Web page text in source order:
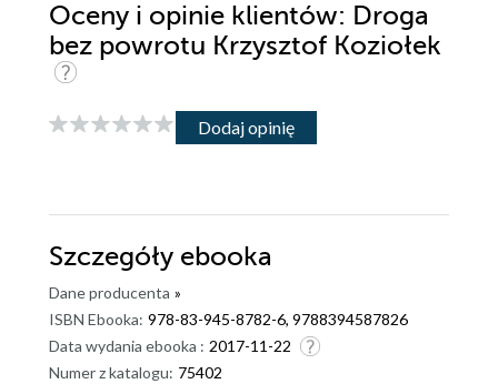
Oceny i opinie klientów: Droga
bez powrotu Krzysztof Koziołek
Dodaj opinię
Szczegóły ebooka
Dane producenta »
ISBN Ebooka: 978-83-945-8782-6, 9788394587826
Data wydania ebooka : 2017-11-22
Numer z katalogu: 75402